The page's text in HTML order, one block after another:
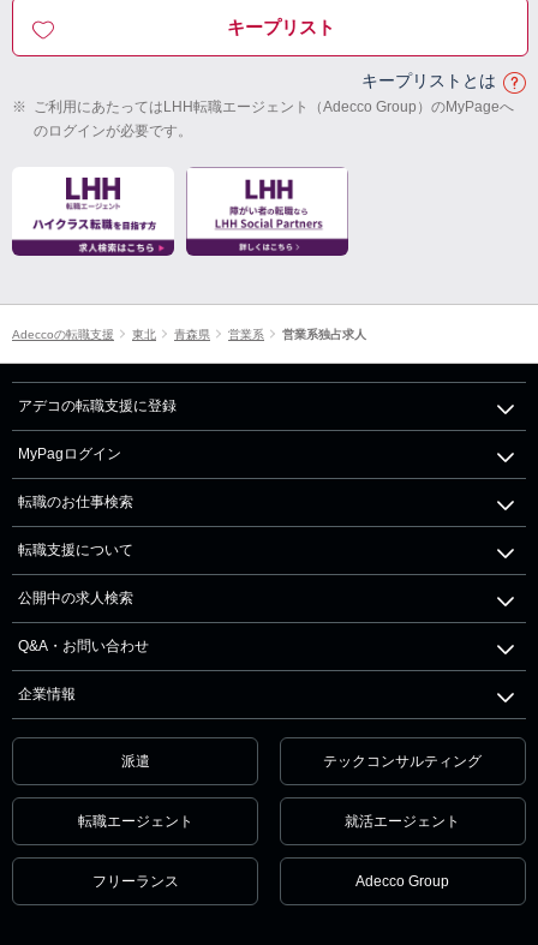
キープリスト
キープリストとは
※ ご利用にあたってはLHH転職エージェント（Adecco Group）のMyPageへ
のログインが必要です。
Adeccoの転職支援 東北 青森県 営業系 営業系独占求人
アデコの転職支援に登録
MyPagログイン
転職のお仕事検索
転職支援について
公開中の求人検索
Q&A・お問い合わせ
企業情報
派遣 テックコンサルティング
転職エージェント 就活エージェント
フリーランス Adecco Group